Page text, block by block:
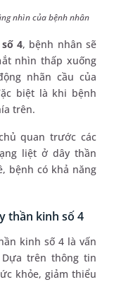
nhìn của bệnh nhân
4, bệnh nhân sẽ
nhìn thấp xuống
nhãn cầu của
biệt là khi bệnh
trên.
quan trước các
liệt ở dây thần
bệnh có khả năng
thần kinh số 4
kinh số 4 là vấn
trên thông tin
khỏe, giảm thiểu